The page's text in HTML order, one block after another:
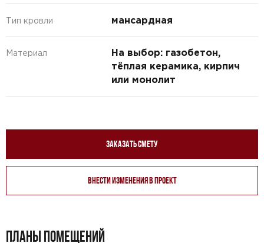
Тип кровли мансардная
Материал
На выбор: газобетон,
тёплая керамика, кирпич
или монолит
Заказать смету
Внести изменения в проект
ПЛАНЫ ПОМЕЩЕНИЙ